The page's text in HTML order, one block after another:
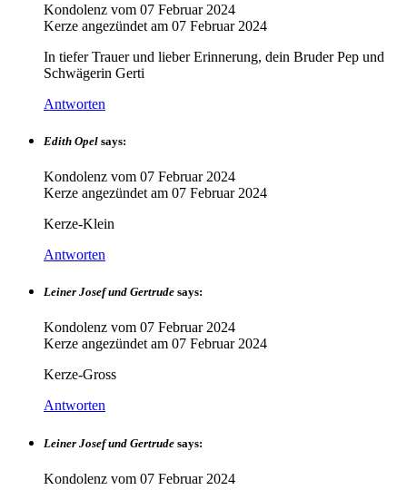
Kondolenz vom 07 Februar 2024
Kerze angezündet am 07 Februar 2024
In tiefer Trauer und lieber Erinnerung, dein Bruder Pep und
Schwägerin Gerti
Antworten
Edith Opel says:
Kondolenz vom 07 Februar 2024
Kerze angezündet am 07 Februar 2024
Kerze-Klein
Antworten
Leiner Josef und Gertrude says:
Kondolenz vom 07 Februar 2024
Kerze angezündet am 07 Februar 2024
Kerze-Gross
Antworten
Leiner Josef und Gertrude says:
Kondolenz vom 07 Februar 2024